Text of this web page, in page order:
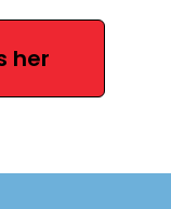
her